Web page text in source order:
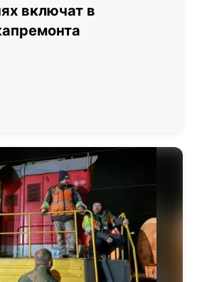
включат в